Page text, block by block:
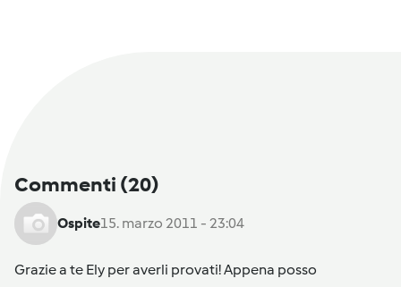
Commenti (20)
Ospite15. marzo 2011 - 23:04
Grazie a te Ely per averli provati! Appena posso